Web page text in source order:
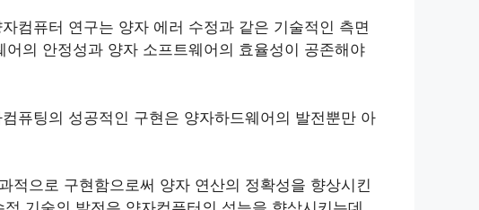
컴퓨터 연구는 양자 에러 수정과 같은 기술적인 측면
의 안정성과 양자 소프트웨어의 효율성이 공존해야
퓨팅의 성공적인 구현은 양자하드웨어의 발전뿐만 아
적으로 구현함으로써 양자 연산의 정확성을 향상시킨